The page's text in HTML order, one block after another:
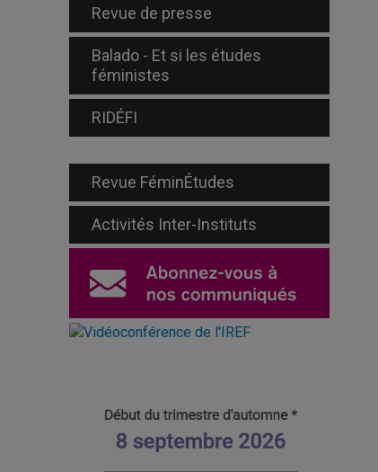
Revue de presse
Balado - Et si les études
féministes
RIDÉFI
Revue FéminÉtudes
Activités Inter-Instituts